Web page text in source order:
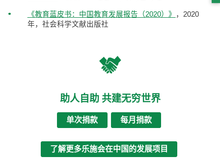
《教育蓝皮书：中国教育发展报告（2020）》
，2020
年，社会科学文献出版社
助人自助 共建无穷世界
单次捐款 每月捐款
了解更多乐施会在中国的发展项目